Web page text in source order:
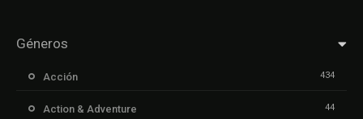
Géneros
Acción 434
Action & Adventure 44